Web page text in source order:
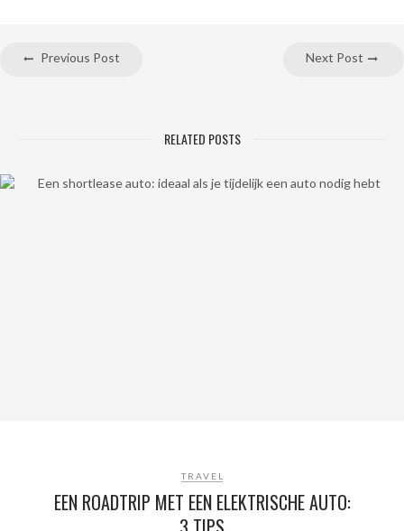
Previous Post Next Post
RELATED POSTS
TRAVEL
EEN ROADTRIP MET EEN ELEKTRISCHE AUTO: